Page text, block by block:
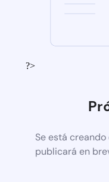
?>
Se está
publicará en